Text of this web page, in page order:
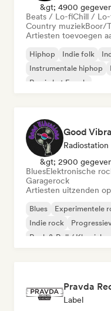
&gt; 4900
Beats / Lo-fiChill /
Country muziekBoor/
Artiesten toevoegen
Hiphop Indie folk
Instrumentale hiphop
Rap in het Engels
Good
Radiostation
&gt; 2900
BluesElektronische
Garagerock
Artiesten uitzenden
Blues Experimentele
Indie rock
Rock & Roll / Klassieke
Pravda
Label